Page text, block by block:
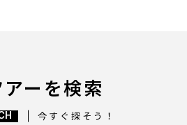
ーを検索
今すぐ探そう！